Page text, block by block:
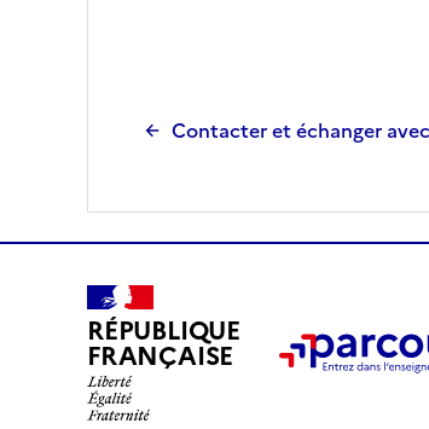
Contacter et échanger
RÉPUBLIQUE
FRANÇAISE